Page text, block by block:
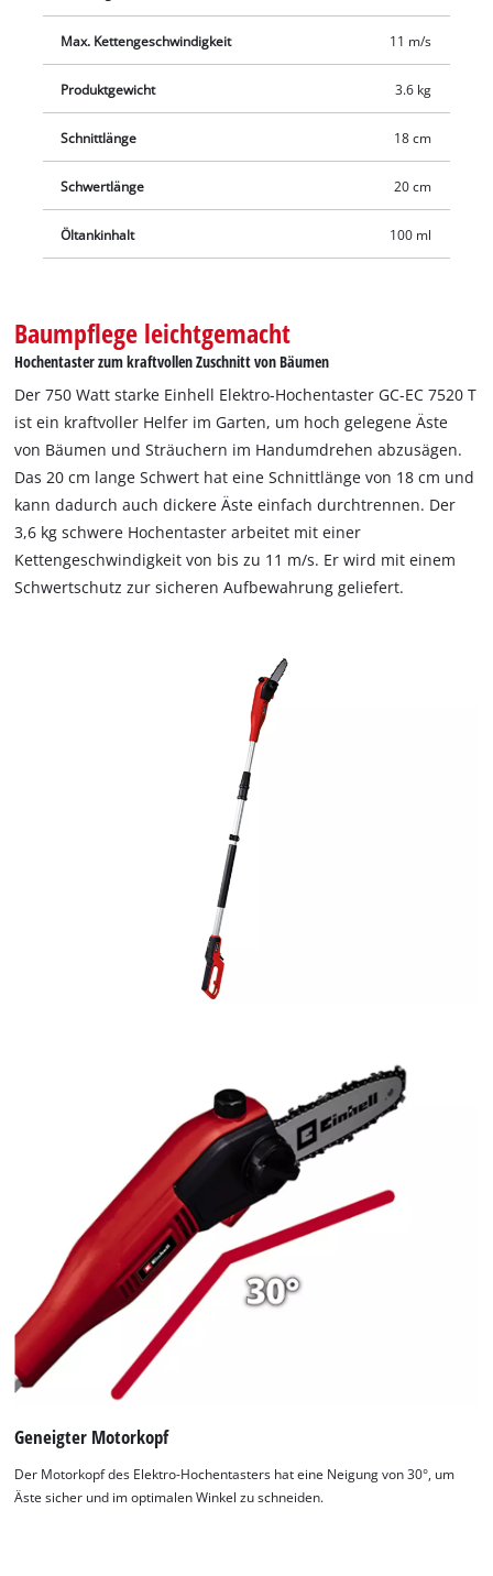
Max. Kettengeschwindigkeit 11 m/s
Produktgewicht 3.6 kg
Schnittlänge 18 cm
Schwertlänge 20 cm
Öltankinhalt 100 ml
Baumpflege leichtgemacht
Hochentaster zum kraftvollen Zuschnitt von Bäumen
Der 750 Watt starke Einhell Elektro-Hochentaster GC-EC 7520 T
ist ein kraftvoller Helfer im Garten, um hoch gelegene Äste
von Bäumen und Sträuchern im Handumdrehen abzusägen.
Das 20 cm lange Schwert hat eine Schnittlänge von 18 cm und
kann dadurch auch dickere Äste einfach durchtrennen. Der
3,6 kg schwere Hochentaster arbeitet mit einer
Kettengeschwindigkeit von bis zu 11 m/s. Er wird mit einem
Schwertschutz zur sicheren Aufbewahrung geliefert.
Geneigter Motorkopf
Der Motorkopf des Elektro-Hochentasters hat eine Neigung von 30°, um
Äste sicher und im optimalen Winkel zu schneiden.